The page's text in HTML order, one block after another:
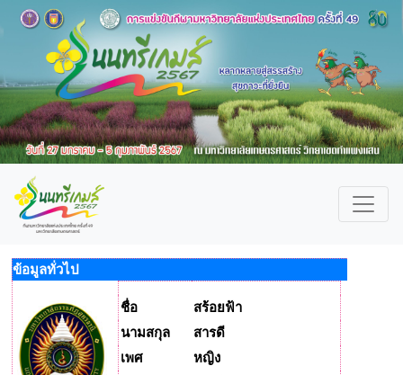
ข้อมูลทั่วไป
ชื่อ
สร้อยฟ้า
นามสกุล
สารดี
เพศ
หญิง